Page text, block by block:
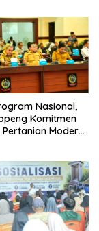
Nasional,
Komitmen
Modern